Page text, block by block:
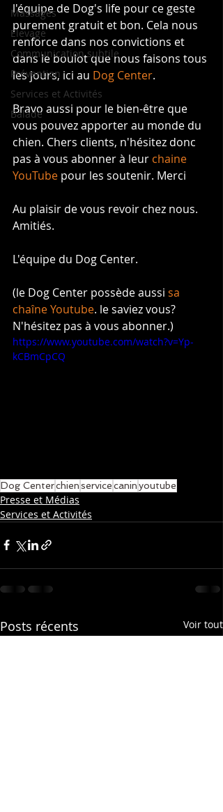
Massages
Elevage
Communication subtile
Prévention
Services et Activités
Balade
l'équipe de Dog's life pour ce geste
purement gratuit et bon. Cela nous
renforce dans nos convictions et
dans le boulot que nous faisons tous
les jours, ici au Dog Center.
Bravo aussi pour le bien-être que
vous pouvez apporter au monde du
chien. Chers clients, n'hésitez donc
pas à vous abonner à leur chaine
YouTube pour les soutenir. Merci
Au plaisir de vous revoir chez nous.
Amitiés.
L'équipe du Dog Center.
(le Dog Center possède aussi sa
chaîne Youtube. le saviez vous?
N'hésitez pas à vous abonner.)
https://www.youtube.com/watch?v=Yp-
kCBmCpCQ
Dog Centerchienservicecaninyoutube
Presse et Médias
Services et Activités
Posts récents Voir tout